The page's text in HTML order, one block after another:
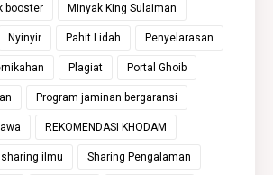
booster Minyak King Sulaiman
Nyinyir Pahit Lidah Penyelarasan
Plagiat Portal Ghoib
Program jaminan bergaransi
REKOMENDASI KHODAM
sharing ilmu Sharing Pengalaman